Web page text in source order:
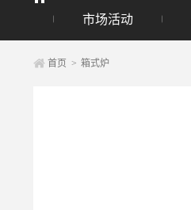
市场活动
首页 > 箱式炉